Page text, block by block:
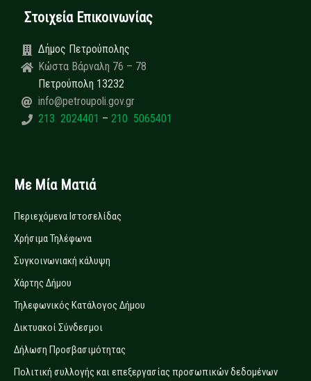
Στοιχεία Επικοινωνίας
Δήμος Πετρούπολης
Κώστα Βάρναλη 76 – 78
Πετρούπολη 13232
info@petroupoli.gov.gr
213 2024401 – 210 5065401
Με Μία Ματιά
Περιεχόμενα Ιστοσελίδας
Χρήσιμα Τηλέφωνα
Συγκοινωνιακή κάλυψη
Χάρτης Δήμου
Τηλεφωνικός Κατάλογος Δήμου
Δικτυακοί Σύνδεσμοι
Δήλωση Προσβασιμότητας
Πολιτική συλλογής και επεξεργασίας προσωπικών δεδομένων